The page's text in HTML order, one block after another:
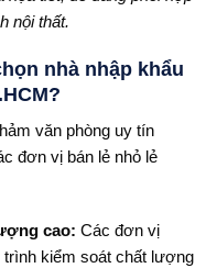
nội thất.
nhà nhập khẩu
văn phòng uy tín
đơn vị bán lẻ nhỏ lẻ
cao: Các đơn vị
kiểm soát chất lượng